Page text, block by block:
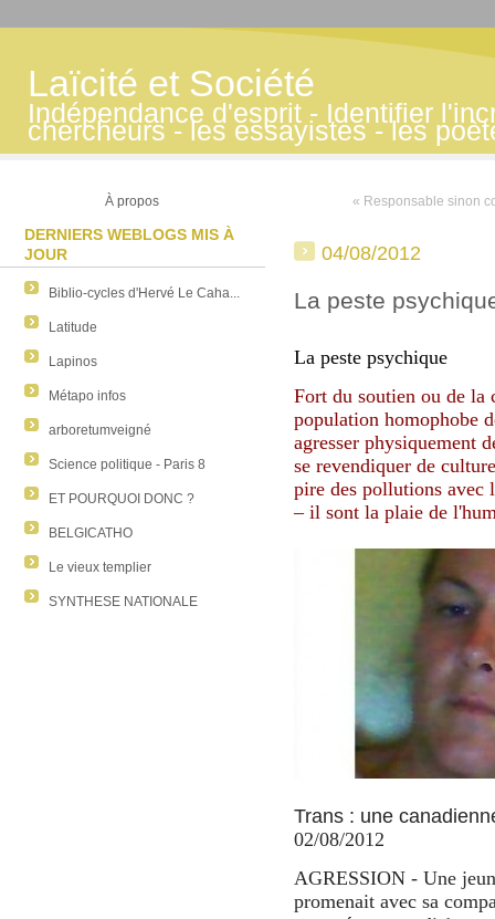
Laïcité et Société
Indépendance d'esprit - Identifier
chercheurs - les essayistes - les
À propos
DERNIERS WEBLOGS MIS À
JOUR
Biblio-cycles d'Hervé Le Caha...
Latitude
Lapinos
Métapo infos
arboretumveigné
Science politique - Paris 8
ET POURQUOI DONC ?
BELGICATHO
Le vieux templier
SYNTHESE NATIONALE
« Responsable sinon
04/08/2012
La peste
La peste psychique
Fort du soutien ou de la
population homophobe
agresser physiquement
se revendiquer de
pire des pollutions avec
– il sont la plaie de
Trans : une
02/08/2012
AGRESSION - Une
promenait avec sa